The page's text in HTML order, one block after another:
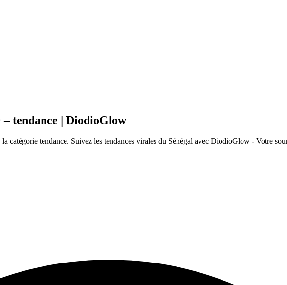
tendance | DiodioGlow
catégorie tendance. Suivez les tendances virales du Sénégal avec DiodioGlow - Votre